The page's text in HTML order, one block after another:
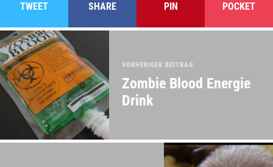
TWEET SHARE PIN POCKET
VORHERIGER BEITRAG:
Zombie Blood Energie
Drink